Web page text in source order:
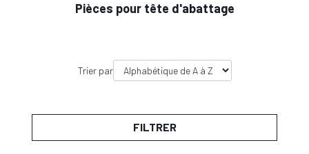
Pièces pour tête d'abattage
Trier par
FILTRER